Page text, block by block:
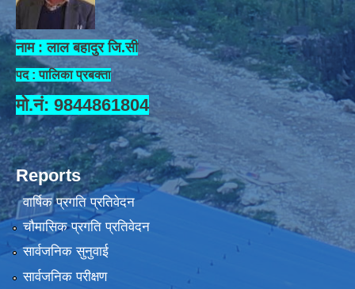
नाम : लाल बहादुर जि.सी
पद : पालिका प्रबक्ता
मो.नं: 9844861804
Reports
वार्षिक प्रगति प्रतिवेदन
चौमासिक प्रगति प्रतिवेदन
सार्वजनिक सुनुवाई
सार्वजनिक परीक्षण